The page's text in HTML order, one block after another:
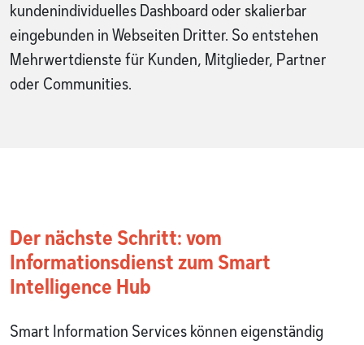
kundenindividuelles Dashboard oder skalierbar
eingebunden in Webseiten Dritter. So entstehen
Mehrwertdienste für Kunden, Mitglieder, Partner
oder Communities.
Der nächste Schritt: vom
Informationsdienst zum Smart
Intelligence Hub
Smart Information Services können eigenständig